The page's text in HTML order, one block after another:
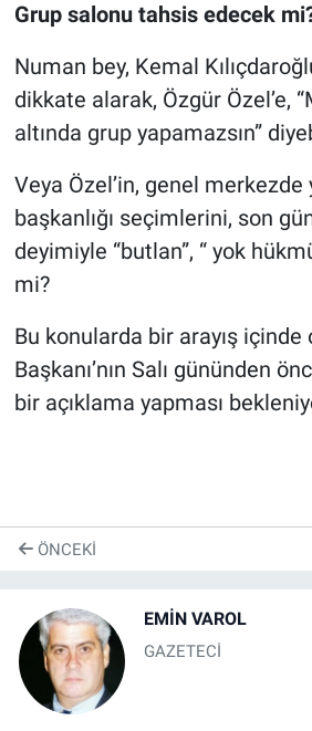
Grup salonu tahsis edecek
Numan bey, Kemal
dikkate alarak, Özgür Özel’e,
altında grup yapamazsın”
Veya Özel’in, genel merkezde
başkanlığı seçimlerini, son
deyimiyle “butlan”, “ yok
mi?
Bu konularda bir arayış
Başkanı’nın Salı gününden
bir açıklama yapması
ÖNCEKI
EMİN VAROL
GAZETECİ